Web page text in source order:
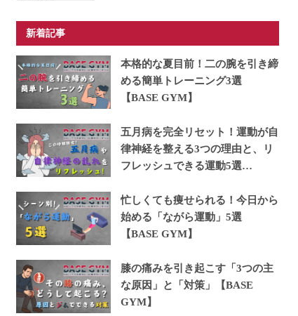
カ
新着記事
本格的な夏目前！二の腕を引き締
める簡単トレーニング3選
【BASE GYM】
五月病を完全リセット！運動が自
律神経を整える3つの理由と、リ
フレッシュできる運動5選
忙しくても痩せられる！今日から
始める「ながら運動」5選
【BASE GYM】
膝の痛みを引き起こす「3つの主
な原因」と「対策」【BASE
GYM】